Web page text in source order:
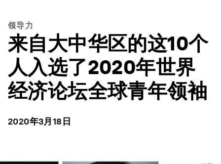
领导力
来自大中华区的这10个
人入选了2020年世界
经济论坛全球青年领袖
2020年3月18日